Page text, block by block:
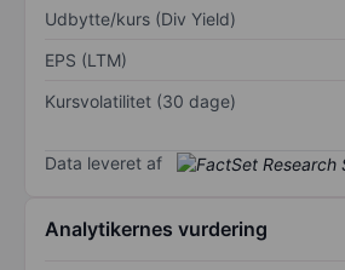
Udbytte/kurs (Div Yield)
EPS (LTM)
Kursvolatilitet (30 dage)
Data leveret af
Analytikernes vurdering